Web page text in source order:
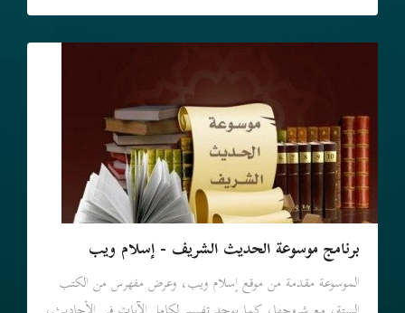
برنامج موسوعة الحديث الشريف - إسلام ويب
الموسوعة مقدمة من موقع إسلام ويب، وعرض مفهرس من الكتب